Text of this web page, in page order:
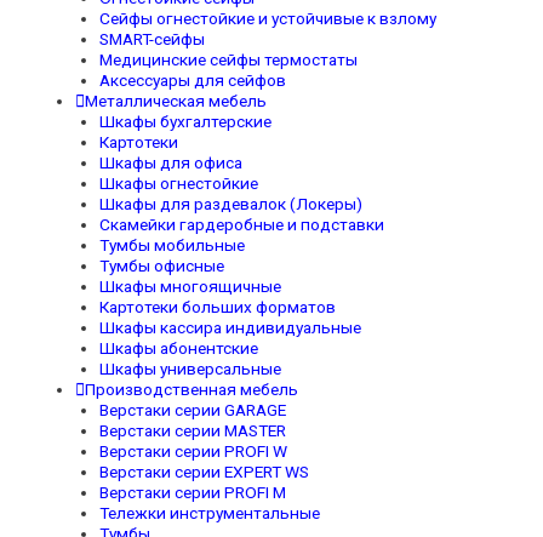
Сейфы огнестойкие и устойчивые к взлому
SMART-сейфы
Медицинские сейфы термостаты
Аксессуары для сейфов
Металлическая мебель
Шкафы бухгалтерские
Картотеки
Шкафы для офиса
Шкафы огнестойкие
Шкафы для раздевалок (Локеры)
Скамейки гардеробные и подставки
Тумбы мобильные
Тумбы офисные
Шкафы многоящичные
Картотеки больших форматов
Шкафы кассира индивидуальные
Шкафы абонентские
Шкафы универсальные
Производственная мебель
Верстаки серии GARAGE
Верстаки серии MASTER
Верстаки серии PROFI W
Верстаки серии EXPERT WS
Верстаки серии PROFI M
Тележки инструментальные